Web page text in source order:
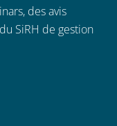
des avis
SiRH de gestion